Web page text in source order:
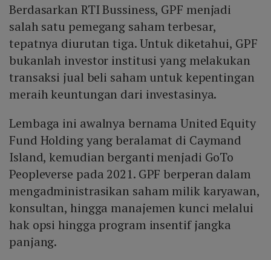
Berdasarkan RTI Bussiness, GPF menjadi
salah satu pemegang saham terbesar,
tepatnya diurutan tiga. Untuk diketahui, GPF
bukanlah investor institusi yang melakukan
transaksi jual beli saham untuk kepentingan
meraih keuntungan dari investasinya.
Lembaga ini awalnya bernama United Equity
Fund Holding yang beralamat di Caymand
Island, kemudian berganti menjadi GoTo
Peopleverse pada 2021. GPF berperan dalam
mengadministrasikan saham milik karyawan,
konsultan, hingga manajemen kunci melalui
hak opsi hingga program insentif jangka
panjang.